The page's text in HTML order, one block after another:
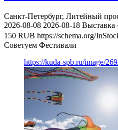
Санкт-Петербург, Литейный
2026-08-08 2026-08-18 Выставка
150 RUB https://schema.org/
Советуем Фестивали
https://kuda-spb.ru/image/